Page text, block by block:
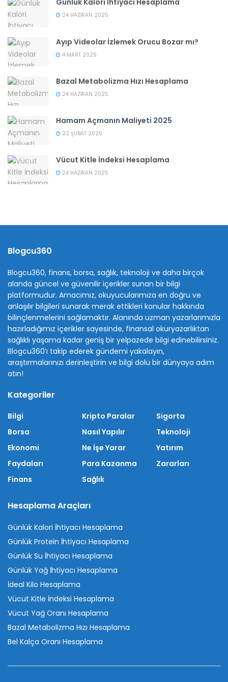
Günlük Kalori İhtiyacı Hesaplama
24 HAZIRAN 2025
Ayıp Videolar İzlemek Orucu Bozar mı?
4 MART 2025
Bazal Metabolizma Hızı Hesaplama
24 HAZIRAN 2025
Hamam Açmanın Maliyeti 2025
22 ŞUBAT 2025
Vücut Kitle İndeksi Hesaplama
24 HAZIRAN 2025
Blogcu360
Blogcu360, finans, borsa, sağlık, teknoloji ve daha birçok
alanda güncel ve güvenilir içerikler sunan bir bilgi
platformudur. Amacımız, okuyucularımıza en doğru ve
anlaşılır bilgileri sunarak merak ettikleri konular hakkında
bilinçlenmelerini sağlamaktır. Alanında uzman yazarlarımızla
hazırladığımız içerikler sayesinde, finansal okuryazarlıktan
sağlıklı yaşama kadar geniş bir yelpazede bilgi edinebilirsiniz.
Blogcu360’ı takip ederek gündemi yakalayın,
araştırmalarınızı derinleştirin ve bilgi dolu bir dünyaya adım
atın!
Kategoriler
Bilgi
Borsa
Ekonomi
Faydaları
Finans
Kripto Paralar
Nasıl Yapılır
Ne İşe Yarar
Para Kazanma
Sağlık
Sigorta
Teknoloji
Yatırım
Zararları
Hesaplama Araçları
Günlük Kalori İhtiyacı Hesaplama
Günlük Protein İhtiyacı Hesaplama
Günlük Su İhtiyacı Hesaplama
Günlük Yağ İhtiyacı Hesaplama
İdeal Kilo Hesaplama
Vücut Kitle İndeksi Hesaplama
Vücut Yağ Oranı Hesaplama
Bazal Metabolizma Hızı Hesaplama
Bel Kalça Oranı Hesaplama